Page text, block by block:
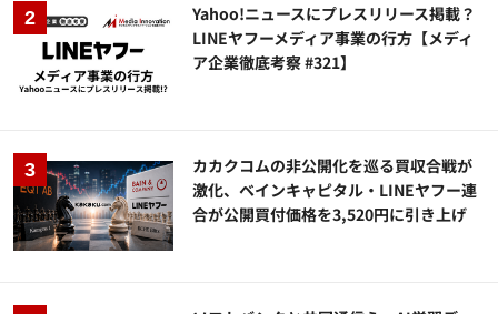
Yahoo!ニュースにプレスリリース掲載？
LINEヤフーメディア事業の行方【メディ
ア企業徹底考察 #321】
カカクコムの非公開化を巡る買収合戦が
激化、ベインキャピタル・LINEヤフー連
合が公開買付価格を3,520円に引き上げ